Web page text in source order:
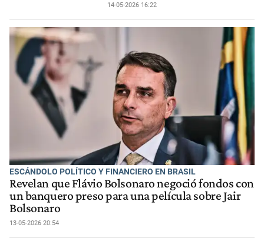
14-05-2026 16:22
ESCÁNDOLO POLÍTICO Y FINANCIERO EN BRASIL
Revelan que Flávio Bolsonaro negoció fondos con
un banquero preso para una película sobre Jair
Bolsonaro
13-05-2026 20:54